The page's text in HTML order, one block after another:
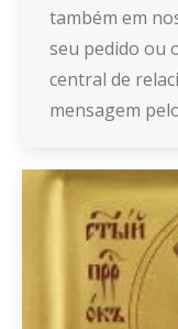
também em
seu pedido ou
central de
mensagem